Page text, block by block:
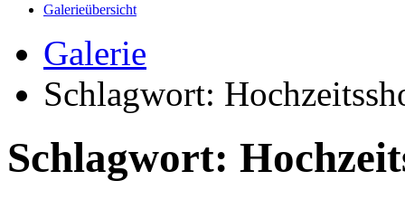
Galerieübersicht
Galerie
Schlagwort:
Schlagwort: